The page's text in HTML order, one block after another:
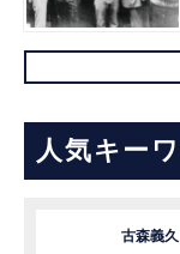
人気キー
古森義久